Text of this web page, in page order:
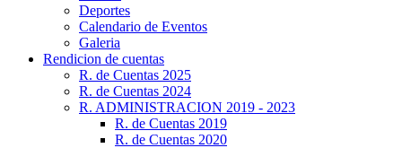
Deportes
Calendario de Eventos
Galeria
Rendicion de cuentas
R. de Cuentas 2025
R. de Cuentas 2024
R. ADMINISTRACION 2019 - 2023
R. de Cuentas 2019
R. de Cuentas 2020